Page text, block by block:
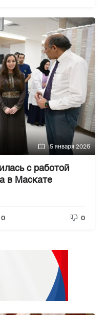
5 января 2026
с работой
в Маскате
0 0